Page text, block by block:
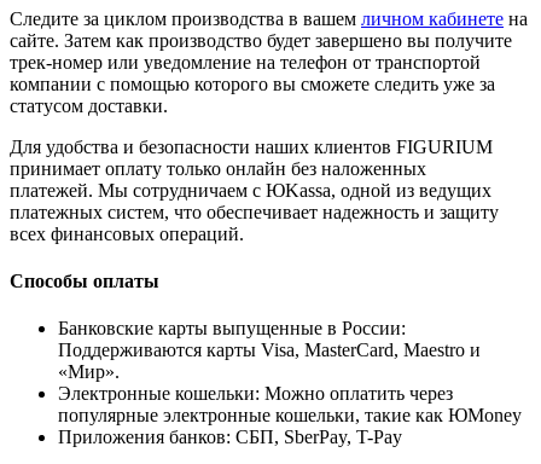
Следите за циклом производства в вашем личном кабинете на
сайте. Затем как производство будет завершено вы получите
трек-номер или уведомление на телефон от транспортой
компании с помощью которого вы сможете следить уже за
статусом доставки.
Для удобства и безопасности наших клиентов FIGURIUM
принимает оплату только онлайн без наложенных
платежей. Мы сотрудничаем с ЮKassa, одной из ведущих
платежных систем, что обеспечивает надежность и защиту
всех финансовых операций.
Способы оплаты
Банковские карты выпущенные в России:
Поддерживаются карты Visa, MasterCard, Maestro и
«Мир».
Электронные кошельки: Можно оплатить через
популярные электронные кошельки, такие как ЮMoney
Приложения банков: СБП, SberPay, T-Pay